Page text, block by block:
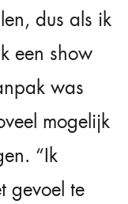
dus als ik
een show
was
mogelijk
“Ik
gevoel te